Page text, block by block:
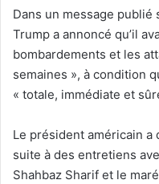
Dans un message publié
Trump a annoncé qu’il
bombardements et les
semaines », à condition
« totale, immédiate et
Le président américain
suite à des entretiens
Shahbaz Sharif et le